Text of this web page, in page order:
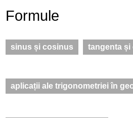
Formule
sinus și cosinus tangenta și
aplicații ale trigonometriei în